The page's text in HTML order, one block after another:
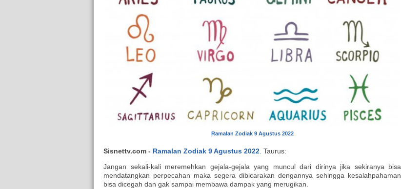
Ramalan Zodiak 9 Agustus 2022
Sisnettv.com - Ramalan Zodiak 9 Agustus 2022 Taurus:
Jangan sekali-kali meremehkan gejala-gejala yang muncul dari dirinya jika sekiranya bisa
mendatangkan perpecahan maka segera dibicarakan dengannya sehingga kesalahpahaman
bisa dicegah dan gak sampai membawa dampak yang merugikan.